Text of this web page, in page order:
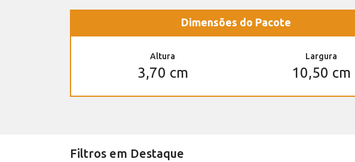
Dimensões do Pacote
Altura
3,70 cm
Largura
10,50 cm
Filtros em Destaque